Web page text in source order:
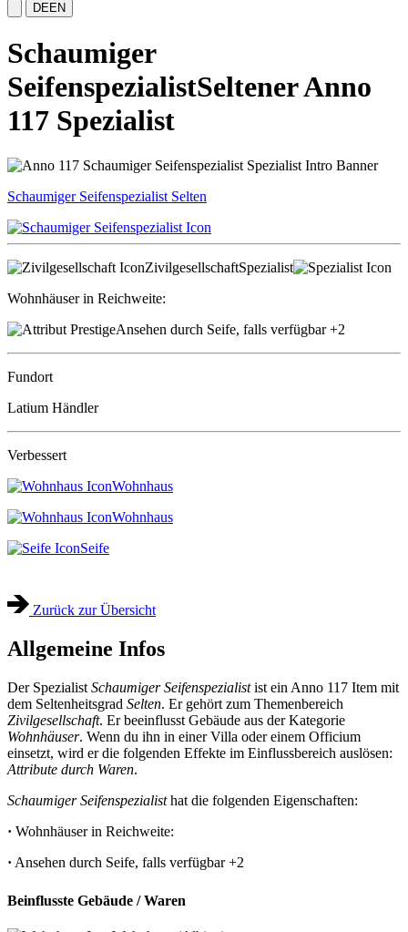
DEEN
Schaumiger
SeifenspezialistSeltener Anno
117 Spezialist
Schaumiger Seifenspezialist Selten
ZivilgesellschaftSpezialist
Wohnhäuser in Reichweite:
Ansehen durch Seife, falls verfügbar +2
Fundort
Latium Händler
Verbessert
Wohnhaus
Wohnhaus
Seife
Zurück zur Übersicht
Allgemeine Infos
Der Spezialist Schaumiger Seifenspezialistist ein Anno 117 Item mit
dem Seltenheitsgrad Selten. Er gehört zum Themenbereich
Zivilgesellschaft. Er beeinflusst Gebäude aus der Kategorie
Wohnhäuser. Wenn du ihn in einer Villa oder einem Officium
einsetzt, wird er die folgenden Effekte im Einflussbereich auslösen:
Attribute durch Waren.
Schaumiger Seifenspezialisthat die folgenden Eigenschaften:
· Wohnhäuser in Reichweite:
· Ansehen durch Seife, falls verfügbar +2
Beinflusste Gebäude / Waren